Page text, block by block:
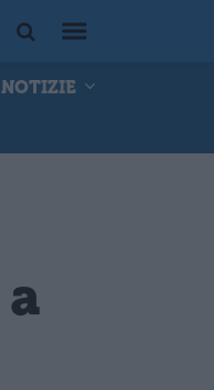
NOTIZIE